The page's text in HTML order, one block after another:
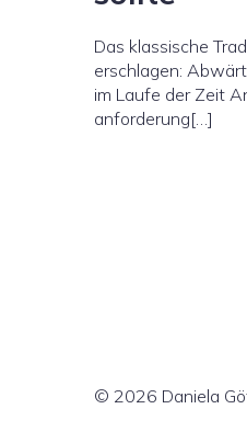
Das klassische
erschlagen:
im Laufe der Zeit
anforderung[…]
© 2026 Daniela